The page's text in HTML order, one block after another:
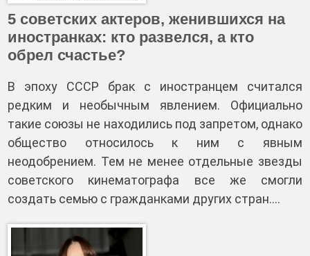
5 советских актеров, женившихся на
иностранках: кто развелся, а кто
обрел счастье?
В эпоху СССР брак с иностранцем считался
редким и необычным явлением. Официально
такие союзы не находились под запретом, однако
общество относилось к ним с явным
неодобрением. Тем не менее отдельные звезды
советского кинематографа все же смогли
создать семью с гражданками других стран.…